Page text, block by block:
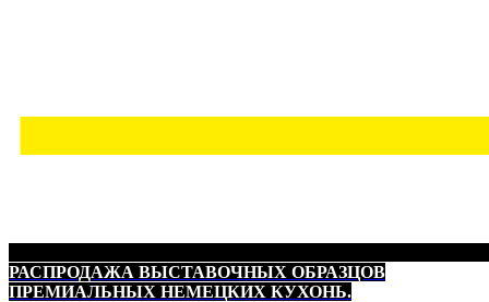
РАСПРОДАЖА ВЫСТАВОЧНЫХ ОБРАЗЦОВ
ПРЕМИАЛЬНЫХ НЕМЕЦКИХ КУХОНЬ.